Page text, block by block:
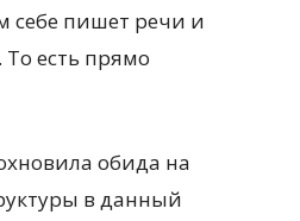
себе пишет речи и
есть прямо
обида на
в данный